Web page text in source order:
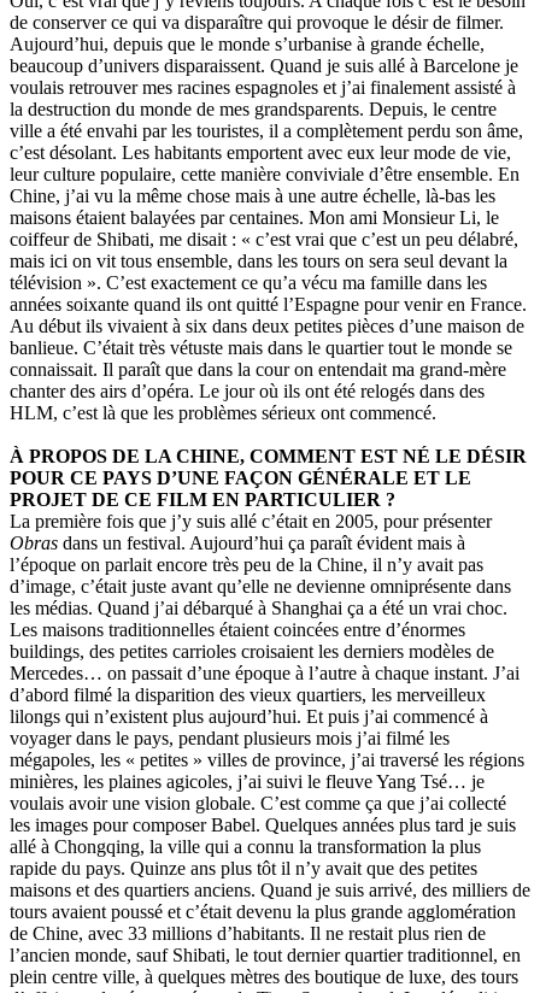
de conserver ce qui va disparaître qui provoque le désir de filmer.
Aujourd’hui, depuis que le monde s’urbanise à grande échelle,
beaucoup d’univers disparaissent. Quand je suis allé à Barcelone je
voulais retrouver mes racines espagnoles et j’ai finalement assisté à
la destruction du monde de mes grandsparents. Depuis, le centre
ville a été envahi par les touristes, il a complètement perdu son âme,
c’est désolant. Les habitants emportent avec eux leur mode de vie,
leur culture populaire, cette manière conviviale d’être ensemble. En
Chine, j’ai vu la même chose mais à une autre échelle, là-bas les
maisons étaient balayées par centaines. Mon ami Monsieur Li, le
coiffeur de Shibati, me disait : « c’est vrai que c’est un peu délabré,
mais ici on vit tous ensemble, dans les tours on sera seul devant la
télévision ». C’est exactement ce qu’a vécu ma famille dans les
années soixante quand ils ont quitté l’Espagne pour venir en France.
Au début ils vivaient à six dans deux petites pièces d’une maison de
banlieue. C’était très vétuste mais dans le quartier tout le monde se
connaissait. Il paraît que dans la cour on entendait ma grand-mère
chanter des airs d’opéra. Le jour où ils ont été relogés dans des
HLM, c’est là que les problèmes sérieux ont commencé.
À PROPOS DE LA CHINE, COMMENT EST NÉ LE DÉSIR
POUR CE PAYS D’UNE FAÇON GÉNÉRALE ET LE
PROJET DE CE FILM EN PARTICULIER ?
La première fois que j’y suis allé c’était en 2005, pour présenter
Obras dans un festival. Aujourd’hui ça paraît évident mais à
l’époque on parlait encore très peu de la Chine, il n’y avait pas
d’image, c’était juste avant qu’elle ne devienne omniprésente dans
les médias. Quand j’ai débarqué à Shanghai ça a été un vrai choc.
Les maisons traditionnelles étaient coincées entre d’énormes
buildings, des petites carrioles croisaient les derniers modèles de
Mercedes… on passait d’une époque à l’autre à chaque instant. J’ai
d’abord filmé la disparition des vieux quartiers, les merveilleux
lilongs qui n’existent plus aujourd’hui. Et puis j’ai commencé à
voyager dans le pays, pendant plusieurs mois j’ai filmé les
mégapoles, les « petites » villes de province, j’ai traversé les régions
minières, les plaines agicoles, j’ai suivi le fleuve Yang Tsé… je
voulais avoir une vision globale. C’est comme ça que j’ai collecté
les images pour composer Babel. Quelques années plus tard je suis
allé à Chongqing, la ville qui a connu la transformation la plus
rapide du pays. Quinze ans plus tôt il n’y avait que des petites
maisons et des quartiers anciens. Quand je suis arrivé, des milliers de
tours avaient poussé et c’était devenu la plus grande agglomération
de Chine, avec 33 millions d’habitants. Il ne restait plus rien de
l’ancien monde, sauf Shibati, le tout dernier quartier traditionnel, en
plein centre ville, à quelques mètres des boutique de luxe, des tours